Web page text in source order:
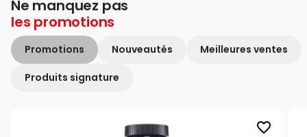
Ne manquez pas
les promotions
Promotions Nouveautés Meilleures ventes
Produits signature
favorite_border